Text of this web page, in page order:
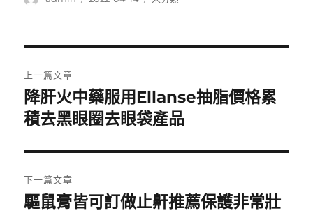
章
導
覽
上一篇文章
上
一
文
章:
降肝火中藥服用Ellanse抽脂價格累
積去黑眼圈去眼袋產品
下一篇文章
下
驅鼠膏皆可訂做止鼾推薦保護非常壯